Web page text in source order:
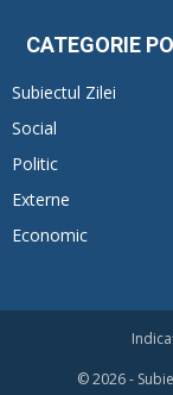
CATEGORIE
Subiectul Zilei
Social
Politic
Externe
Economic
© 2026 -